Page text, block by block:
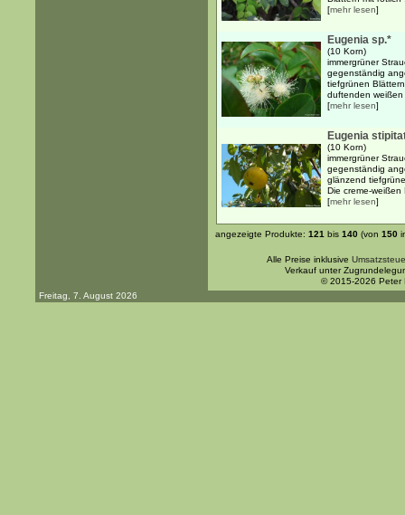
[mehr lesen]
Eugenia sp.*
(10 Korn)
immergrüner
gegenständig
tiefgrünen
duftenden
[mehr lesen]
Eugenia
(10 Korn)
immergrüner
gegenständig
glänzend
Die creme-
[mehr lesen]
angezeigte Produkte: 121 bis 140 (von 150
Alle Preise inklusive
Verkauf unter
© 2015-2026 Peter
Freitag, 7. August 2026